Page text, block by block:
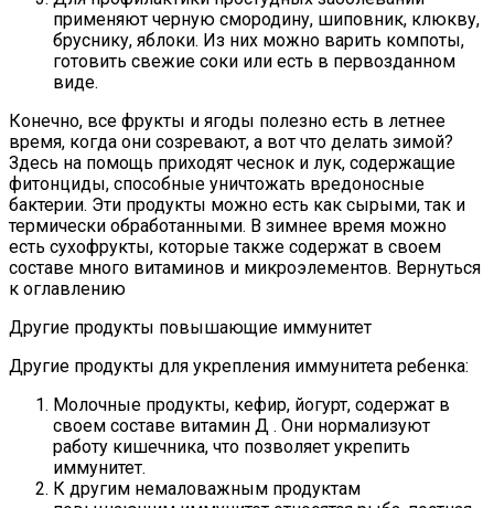
применяют черную смородину, шиповник, клюкву,
бруснику, яблоки. Из них можно варить компоты,
готовить свежие соки или есть в первозданном
виде.
Конечно, все фрукты и ягоды полезно есть в летнее
время, когда они созревают, а вот что делать зимой?
Здесь на помощь приходят чеснок и лук, содержащие
фитонциды, способные уничтожать вредоносные
бактерии. Эти продукты можно есть как сырыми, так и
термически обработанными. В зимнее время можно
есть сухофрукты, которые также содержат в своем
составе много витаминов и микроэлементов. Вернуться
к оглавлению
Другие продукты повышающие иммунитет
Другие продукты для укрепления иммунитета ребенка:
Молочные продукты, кефир, йогурт, содержат в
своем составе витамин Д . Они нормализуют
работу кишечника, что позволяет укрепить
иммунитет.
К другим немаловажным продуктам